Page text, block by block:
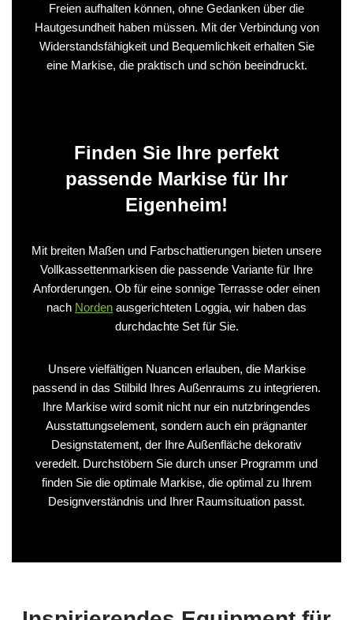
Freien aufhalten können, ohne Gedanken über die
Hautgesundheit haben müssen. Mit der Verbindung von
Widerstandsfähigkeit und Bequemlichkeit erhalten Sie
eine Markise, die praktisch und schön beeindruckt.
Finden Sie Ihre perfekt
passende Markise für Ihr
Eigenheim!
Mit breiten Maßen und Farbschattierungen bieten unsere
Vollkassettenmarkisen die passende Variante für Ihre
Anforderungen. Ob für eine sonnige Terrasse oder einen
nach Norden ausgerichteten Loggia, wir haben das
durchdachte Set für Sie.
Unsere vielfältigen Nuancen erlauben, die Markise
passend in das Stilbild Ihres Außenraums zu integrieren.
Ihre Markise wird somit nicht nur ein nutzbringendes
Ausstattungselement, sondern auch ein prägnanter
Designstatement, der Ihre Außenfläche dekorativ
veredelt. Durchstöbern Sie durch unser Programm und
finden Sie die optimale Markise, die optimal zu Ihrem
Designverständnis und Ihrer Raumsituation passt.